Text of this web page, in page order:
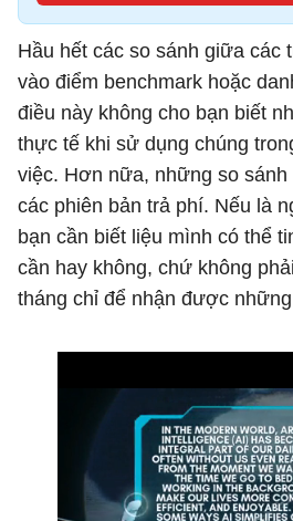
Hầu hết các so sánh giữa các
vào điểm benchmark hoặc
điều này không cho bạn biết
thực tế khi sử dụng chúng
việc. Hơn nữa, những so
các phiên bản trả phí. Nếu là
bạn cần biết liệu mình có thể
cần hay không, chứ không
tháng chỉ để nhận được